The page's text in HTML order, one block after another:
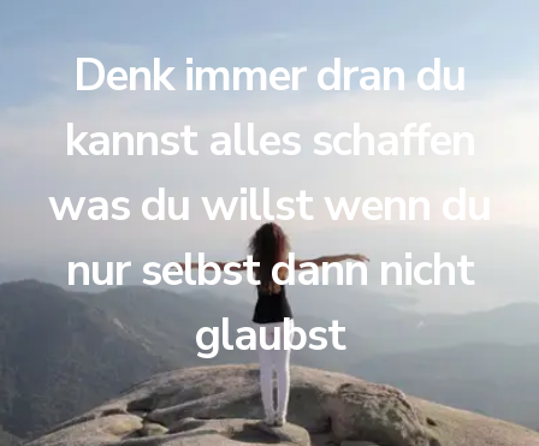
Denk immer dran du
kannst alles schaffen
was du willst wenn du
nur selbst dann nicht
glaubst